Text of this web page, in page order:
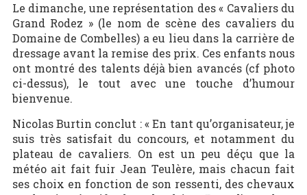
Le dimanche, une représentation des « Cavaliers du
Grand Rodez » (le nom de scène des cavaliers du
Domaine de Combelles) a eu lieu dans la carrière de
dressage avant la remise des prix. Ces enfants nous
ont montré des talents déjà bien avancés (cf photo
ci-dessus), le tout avec une touche d’humour
bienvenue.
Nicolas Burtin conclut : « En tant qu’organisateur, je
suis très satisfait du concours, et notamment du
plateau de cavaliers. On est un peu déçu que la
météo ait fait fuir Jean Teulère, mais chacun fait
ses choix en fonction de son ressenti, des chevaux